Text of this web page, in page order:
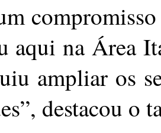
aqui na Área
ampliar os
destacou o